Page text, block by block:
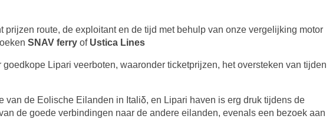
prijzen route, de exploitant en de tijd met behulp van onze vergelijking motor
SNAV ferry of Ustica Lines
Lipari veerboten, waaronder ticketprijzen, het oversteken van tijden
van de Eolische Eilanden in Italiδ, en Lipari haven is erg druk tijdens de
de goede verbindingen naar de andere eilanden, evenals een bezoek aan